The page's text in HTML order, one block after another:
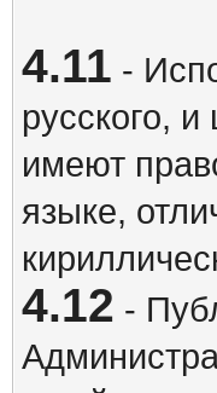
4.11 -
русского,
имеют
языке,
4.12 -